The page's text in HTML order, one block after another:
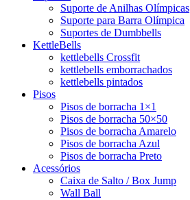
Suporte de Anilhas Olímpicas
Suporte para Barra Olímpica
Suportes de Dumbbells
KettleBells
kettlebells Crossfit
kettlebells emborrachados
kettlebells pintados
Pisos
Pisos de borracha 1×1
Pisos de borracha 50×50
Pisos de borracha Amarelo
Pisos de borracha Azul
Pisos de borracha Preto
Acessórios
Caixa de Salto / Box Jump
Wall Ball